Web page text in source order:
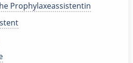
Prophylaxeassistentin